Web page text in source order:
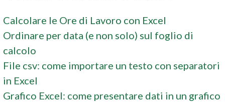
Calcolare le Ore di Lavoro con Excel
Ordinare per data (e non solo) sul foglio di
calcolo
File csv: come importare un testo con separatori
in Excel
Grafico Excel: come presentare dati in un grafico